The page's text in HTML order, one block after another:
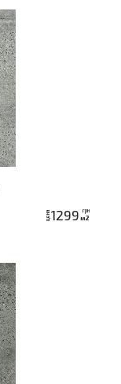
цена1299 грн
м2